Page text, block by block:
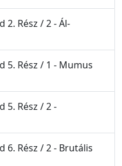
2. Rész / 2 - Ál-
5. Rész / 1 - Mumus
5. Rész / 2 -
6. Rész / 2 - Brutális